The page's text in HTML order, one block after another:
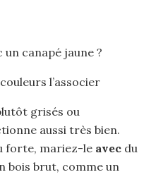
un canapé jaune ?
couleurs l’associer
grisés ou
aussi très bien.
forte, mariez-le avec du
bois brut, comme un